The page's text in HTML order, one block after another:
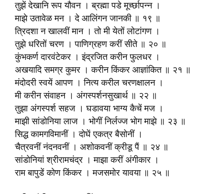
तुझें देखानि रूप यौवन । ब्रह्मा पडे मूर्च्छापन्न ।
माझे उतावेळ मन । दे आलिंगन जानकी ॥ १९ ॥
त्रिदशा न खालवीं मान । तो मी येतों लोटांगण ।
तुझे धरितों चरण । पाणिग्रहण करीं सीते ॥ २० ॥
कुंभकर्ण दारवंटेकर । इंद्रजित करीन फुलधर ।
अखयादि समग्र कुमर । करीन किंकर आज्ञांकित ॥ २१ ॥
मंदोदरी स्वयें आपण । नित्य करील चरणक्षालन ।
मी करीन संवाहन । अंगस्पर्शनसुखार्थ ॥ २२ ॥
तुझा अंगस्पर्श सहज । घडावया भाग्य कैचें मज ।
माझी सांडोनिया लाज । भोगीं निर्लज्ज भोग माझे ॥ २३ ॥
सिद्ध कामगविमानीं । दोघें एकत्र बैसोनीं ।
चैत्रवनीं नंदनवनीं । अशोकवनीं क्रीडू पैं ॥ २४ ॥
सांडोनियां श्रीरामचंद्र । माझा करीं अंगीकार ।
राम बापुडें कोण किंकर । मजसमोर यावया ॥ २५ ॥